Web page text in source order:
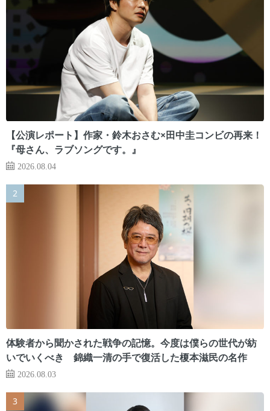
【公演レポート】作家・鈴木おさむ×田中圭コンビの再来！
『母さん、ラブソングです。』
2026.08.04
体験者から聞かされた戦争の記憶。今度は僕らの世代が紡
いでいくべき 錦織一清の手で復活した榎本滋民の名作
2026.08.03